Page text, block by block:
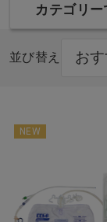
カテゴリー
並び替え
NEW